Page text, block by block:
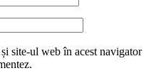
site-ul web în acest navigator